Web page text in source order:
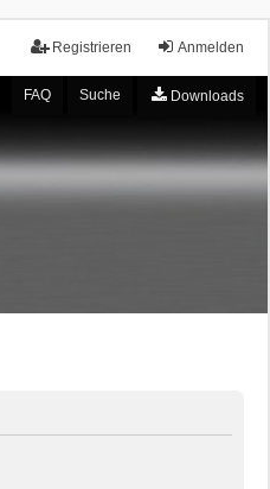
Anmelden
Registrieren
FAQ Suche Downloads